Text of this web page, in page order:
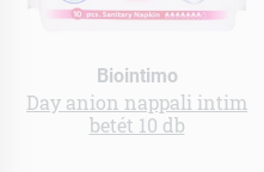
Biointimo
Day anion nappali intim
betét 10 db